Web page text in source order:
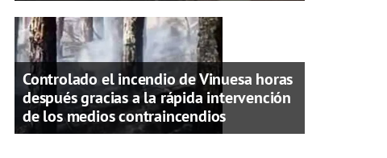
Controlado el incendio de Vinuesa horas
después gracias a la rápida intervención
de los medios contraincendios